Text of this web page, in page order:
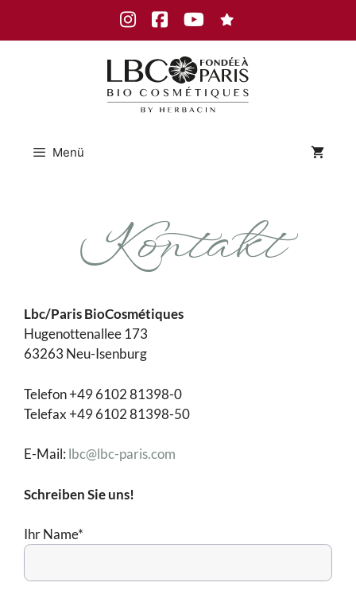
InstagramFacebookYoutube
Menü
Kontakt
Lbc/Paris BioCosmétiques
Hugenottenallee 173
63263 Neu-Isenburg
Telefon +49 6102 81398-0
Telefax +49 6102 81398-50
E-Mail: lbc@lbc-paris.com
Schreiben Sie uns!
Ihr Name*